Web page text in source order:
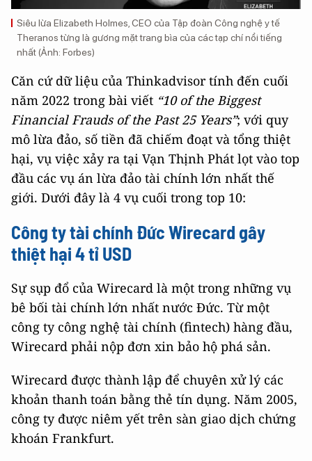
Siêu lừa Elizabeth Holmes, CEO của Tập đoàn Công nghệ y tế
Theranos từng là gương mặt trang bìa của các tạp chí nổi tiếng
nhất (Ảnh: Forbes)
Căn cứ dữ liệu của Thinkadvisor tính đến cuối
năm 2022 trong bài viết “10 of the Biggest
Financial Frauds of the Past 25 Years”; với quy
mô lừa đảo, số tiền đã chiếm đoạt và tổng thiệt
hại, vụ việc xảy ra tại Vạn Thịnh Phát lọt vào top
đầu các vụ án lừa đảo tài chính lớn nhất thế
giới. Dưới đây là 4 vụ cuối trong top 10:
Công ty tài chính Đức Wirecard gây
thiệt hại 4 tỉ USD
Sự sụp đổ của Wirecard là một trong những vụ
bê bối tài chính lớn nhất nước Đức. Từ một
công ty công nghệ tài chính (fintech) hàng đầu,
Wirecard phải nộp đơn xin bảo hộ phá sản.
Wirecard được thành lập để chuyên xử lý các
khoản thanh toán bằng thẻ tín dụng. Năm 2005,
công ty được niêm yết trên sàn giao dịch chứng
khoán Frankfurt.